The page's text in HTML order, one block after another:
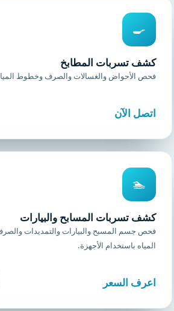
🍳
كشف تسربات المطابخ
فحص الأحواض والغسالات والصرف وخطوط
اتصل الآن
🏊
كشف تسربات المسابح والبيارات
فحص جسم المسبح والبيارات والتمديدات
المياه باستخدام الأجهزة.
اعرف السعر